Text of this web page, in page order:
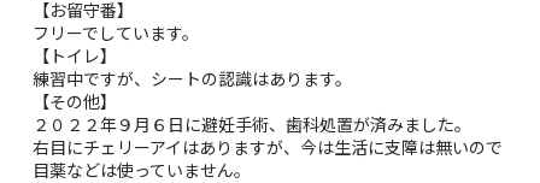
【お留守番】
フリーでしています。
【トイレ】
練習中ですが、シートの認識はあります。
【その他】
２０２２年９月６日に避妊手術、歯科処置が済みました。
右目にチェリーアイはありますが、今は生活に支障は無いので
目薬などは使っていません。